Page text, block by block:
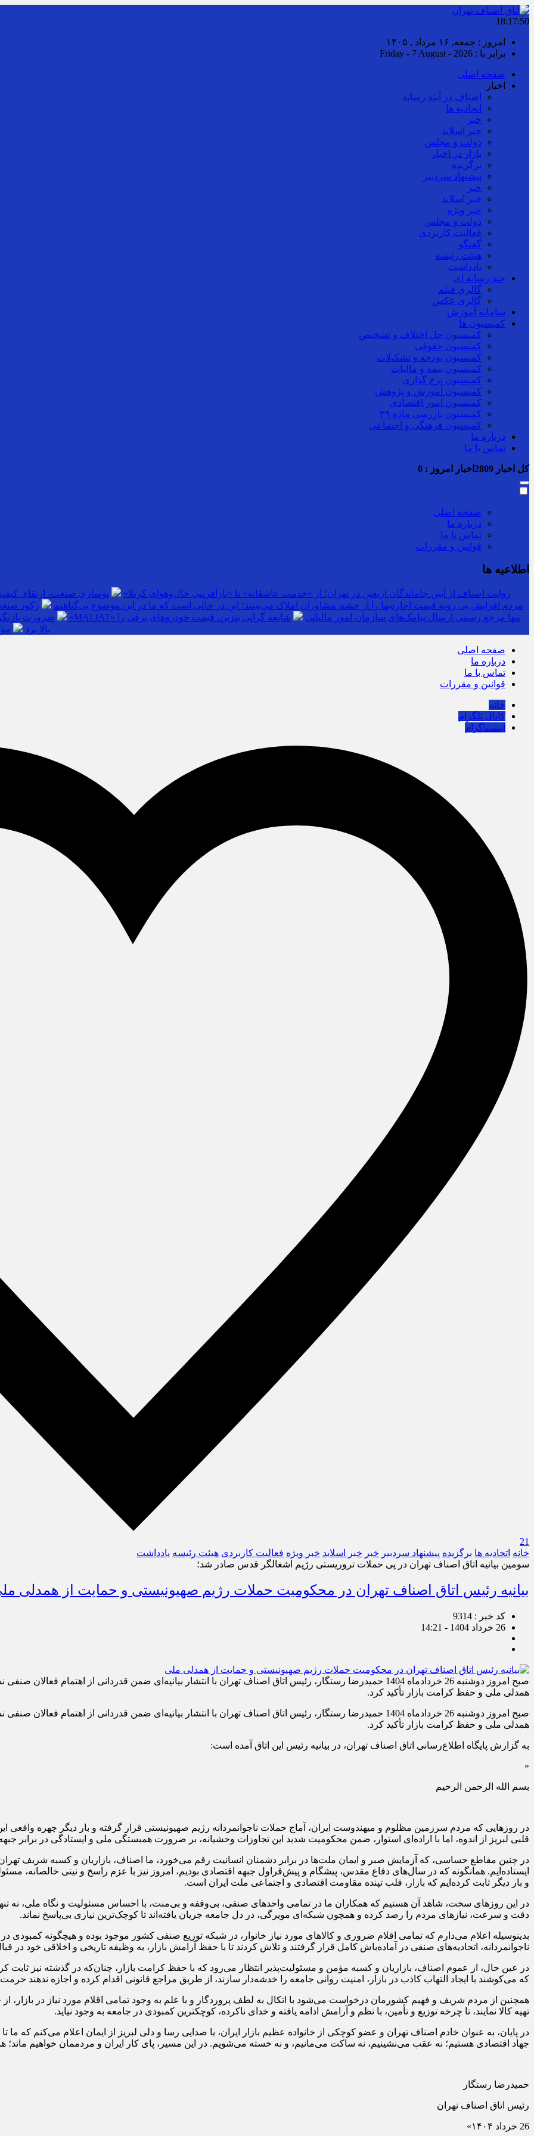
18:17:50
امروز : جمعه, ۱۶ مرداد , ۱۴۰۵
برابر با : Friday - 7 August - 2026
صفحه اصلی
اخبار
اصناف در آینه رسانه
اتحادیه ها
خبر
خبر اسلايد
دولت و مجلس
بازار در اخبار
برگزیده
پیشنهاد سردبیر
خبر
خبر اسلايد
خبر ویژه
دولت و مجلس
فعالیت کاربردی
گفتگو
هیئت رئیسه
یادداشت
چند رسانه ای
گالری فیلم
گالری عکس
سامانه آموزش
کمیسیون ها
کمیسیون حل اختلاف و تشخیص
کمیسیون حقوقی
کمیسیون بودجه و تشکیلات
کمیسیون بیمه و مالیات
کمیسیون نرخ گذاری
کمیسیون آموزش و پژوهش
کمیسیون امور اقتصادی
کمیسیون بازرسی ماده ۳۹
کمیسیون فرهنگی و اجتماعی
درباره ما
تماس با ما
کل اخبار اخبار امروز : 0
صفحه اصلی
درباره ما
تماس با ما
قوانین و مقررات
اطلاعیه ها
روایت اصناف از آیین جاماندگان اربعین در تهران؛ از «خدمت عاشقانه» تا «بازآفرینی حال‌وهوای کربلا»
نوسازی صنعت، ارتقای
مردم افزایش بی رویه قیمت اجاره‌بها را از چشم مشاوران املاک می‌بینند؛ این در حالی است که ما در این موضوع بی‌گناهیم
رکود
ضرورت
سرشماره «MALIAT» تنها مرجع رسمی ارسال پیامک‌های سازمان امور مالیاتی
شایعه گرانی بنزین، قیمت خودروهای برقی را
بالا برد
صفحه اصلی
درباره ما
تماس با ما
قوانین و مقررات
خانه
کانال تلگرام
اینستاگرام
21
خانه اتحادیه ها برگزیده پیشنهاد سردبیر خبر خبر اسلايد خبر ویژه فعالیت کاربردی هیئت رئیسه یادداشت
سومین بیانیه اتاق اصناف تهران در پی حملات تروریستی رژیم اشغالگر قدس صادر شد؛
بیانیه رئیس اتاق اصناف تهران در محکومیت حملات رژیم صهیونیستی و حمایت از همدلی
کد خبر : 9314
26 خرداد 1404 - 14:21
صبح امروز دوشنبه 26 خردادماه 1404 حمیدرضا رستگار، رئیس اتاق اصناف تهران با انتشار بیانیه‌ای ضمن قدردانی از
همدلی ملی و حفظ کرامت بازار تأکید کرد.
صبح امروز دوشنبه 26 خردادماه 1404 حمیدرضا رستگار، رئیس اتاق اصناف تهران با انتشار بیانیه‌ای ضمن قدردانی از
همدلی ملی و حفظ کرامت بازار تأکید کرد.
به گزارش پایگاه اطلاع‌رسانی اتاق اصناف تهران، در بیانیه رئیس این اتاق آمده است:
«
بسم الله الرحمن الرحیم
در روزهایی که مردم سرزمین مظلوم و میهندوست ایران، آماج حملات ناجوانمردانه رژیم صهیونیستی قرار گرفته و بار دیگر چهره واقعی
قلبی لبریز از اندوه، اما با اراده‌ای استوار، ضمن محکومیت شدید این تجاوزات وحشیانه، بر ضرورت همبستگی ملی و ایستادگی در برابر
در چنین مقاطع حساسی، که آزمایش صبر و ایمان ملت‌ها در برابر دشمنان انسانیت رقم می‌خورد، ما اصناف، بازاریان و کسبه شریف
ایستاده‌ایم. همانگونه که در سال‌های دفاع مقدس، پیشگام و پیش‌قراول جبهه اقتصادی بودیم، امروز نیز با عزم راسخ و نیتی خالصانه،
و بار دیگر ثابت کرده‌ایم که بازار، قلب تپنده مقاومت اقتصادی و اجتماعی ملت ایران است.
در این روزهای سخت، شاهد آن هستیم که همکاران ما در تمامی واحدهای صنفی، بی‌وقفه و بی‌منت، با احساس مسئولیت و نگاه ملی، نه تنها
دقت و سرعت، نیازهای مردم را رصد کرده و همچون شبکه‌ای مویرگی، در دل جامعه جریان یافته‌اند تا کوچک‌ترین نیازی بی‌پاسخ نماند.
بدینوسیله اعلام می‌دارم که تمامی اقلام ضروری و کالاهای مورد نیاز خانوار، در شبکه توزیع صنفی کشور موجود بوده و هیچگونه
ناجوانمردانه، اتحادیه‌های صنفی در آماده‌باش کامل قرار گرفتند و تلاش کردند تا با حفظ آرامش بازار، به وظیفه تاریخی و اخلاقی خود در
در عین حال، از عموم اصناف، بازاریان و کسبه مؤمن و مسئولیت‌پذیر انتظار می‌رود که با حفظ کرامت بازار، چنان‌که در گذشته نیز
که می‌کوشند با ایجاد التهاب کاذب در بازار، امنیت روانی جامعه را خدشه‌دار سازند، از طریق مراجع قانونی اقدام کرده و اجازه ندهند
همچنین از مردم شریف و فهیم کشورمان درخواست می‌شود با اتکال به لطف پروردگار و با علم به وجود تمامی اقلام مورد نیاز در بازار، از
تهیه کالا نمایند، تا چرخه توزیع و تأمین، با نظم و آرامش ادامه یافته و خدای ناکرده، کوچکترین کمبودی در جامعه به وجود نیاید.
در پایان، به عنوان خادم اصناف تهران و عضو کوچکی از خانواده عظیم بازار ایران، با صدایی رسا و دلی لبریز از ایمان اعلام می‌کنم که ما
جهاد اقتصادی هستیم؛ نه عقب می‌نشینیم، نه ساکت می‌مانیم، و نه خسته می‌شویم. در این مسیر، پای کار ایران و مردممان خواهیم ماند؛
حمیدرضا رستگار
رئیس اتاق اصناف تهران
26 خرداد ۱۴۰۴»